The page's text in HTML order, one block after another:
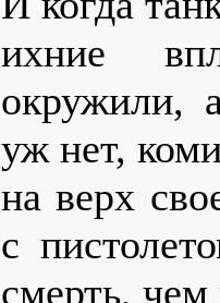
ихние
окружили,
уж нет,
на верх
с
смерть, чем